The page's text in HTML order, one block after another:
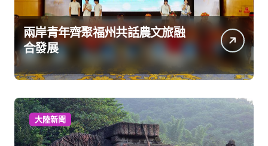
兩岸青年齊聚福州共話農文旅融
合發展
大陸新聞